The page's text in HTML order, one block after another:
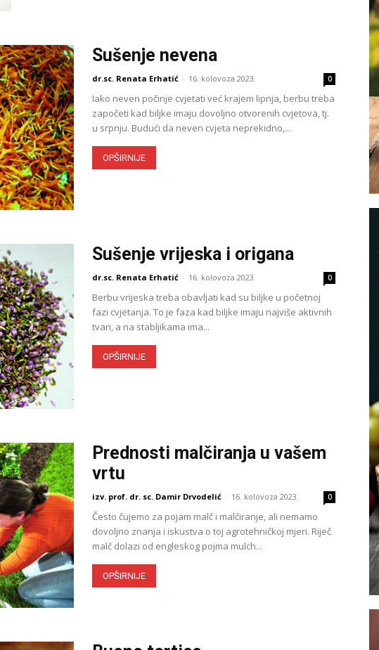
Sušenje nevena
dr.sc. Renata Erhatić - 16. kolovoza 2023. 0
Iako neven počinje cvjetati već krajem lipnja, berbu treba
započeti kad biljke imaju dovoljno otvorenih cvjetova, tj.
u srpnju. Budući da neven cvjeta neprekidno,...
OPŠIRNIJE
Sušenje vrijeska i origana
dr.sc. Renata Erhatić - 16. kolovoza 2023. 0
Berbu vrijeska treba obavljati kad su biljke u početnoj
fazi cvjetanja. To je faza kad biljke imaju najviše aktivnih
tvari, a na stabljikama ima...
OPŠIRNIJE
Prednosti malčiranja u vašem
vrtu
izv. prof. dr. sc. Damir Drvodelić - 16. kolovoza 2023. 0
Često čujemo za pojam malč i malčiranje, ali nemamo
dovoljno znanja i iskustva o toj agrotehničkoj mjeri. Riječ
malč dolazi od engleskog pojma mulch...
OPŠIRNIJE